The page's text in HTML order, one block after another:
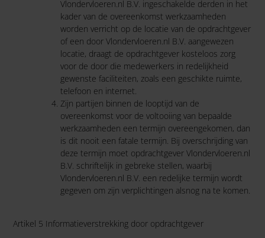
Vlondervloeren.nl B.V. ingeschakelde derden in het
kader van de overeenkomst werkzaamheden
worden verricht op de locatie van de opdrachtgever
of een door Vlondervloeren.nl B.V. aangewezen
locatie, draagt de opdrachtgever kosteloos zorg
voor de door die medewerkers in redelijkheid
gewenste faciliteiten, zoals een geschikte ruimte,
telefoon en internet.
Zijn partijen binnen de looptijd van de
overeenkomst voor de voltooiing van bepaalde
werkzaamheden een termijn overeengekomen, dan
is dit nooit een fatale termijn. Bij overschrijding van
deze termijn moet opdrachtgever Vlondervloeren.nl
B.V. schriftelijk in gebreke stellen, waarbij
Vlondervloeren.nl B.V. een redelijke termijn wordt
gegeven om zijn verplichtingen alsnog na te komen.
Artikel 5 Informatieverstrekking door opdrachtgever